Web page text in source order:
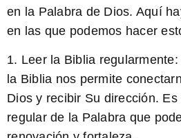
en la Palabra de Dios. Aquí
en las que podemos hacer
1. Leer la Biblia regularmente:
la Biblia nos permite
Dios y recibir Su dirección.
regular de la Palabra que